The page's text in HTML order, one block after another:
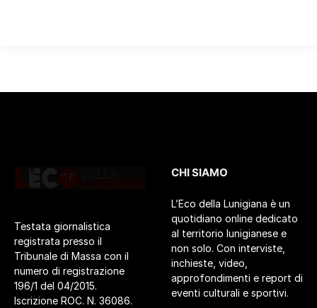
Testata giornalistica
registrata presso il
Tribunale di Massa con il
numero di registrazione
196/1 del 04/2015.
Iscrizione ROC. N. 36086.
CHI SIAMO
L’Eco della Lunigiana è un
quotidiano online dedicato
al territorio lunigianese e
non solo. Con interviste,
inchieste, video,
approfondimenti e report di
eventi culturali e sportivi.